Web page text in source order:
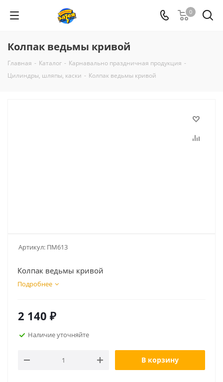
0
Колпак ведьмы кривой
Главная - Каталог - Карнавально праздничная продукция -
Цилиндры, шляпы, каски - Колпак ведьмы кривой
Артикул: ПМ613
Колпак ведьмы кривой
Подробнее
2 140 ₽
Наличие уточняйте
В корзину